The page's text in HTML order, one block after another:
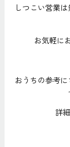
しつこい営業
お気軽に
おうちの参考
詳